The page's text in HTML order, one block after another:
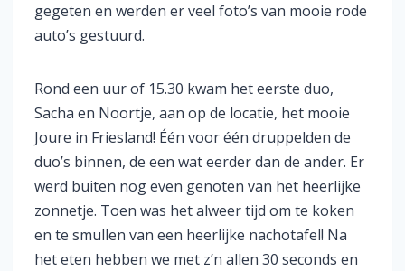
gegeten en werden er veel foto’s van mooie rode
auto’s gestuurd.
Rond een uur of 15.30 kwam het eerste duo,
Sacha en Noortje, aan op de locatie, het mooie
Joure in Friesland! Één voor één druppelden de
duo’s binnen, de een wat eerder dan de ander. Er
werd buiten nog even genoten van het heerlijke
zonnetje. Toen was het alweer tijd om te koken
en te smullen van een heerlijke nachotafel! Na
het eten hebben we met z’n allen 30 seconds en